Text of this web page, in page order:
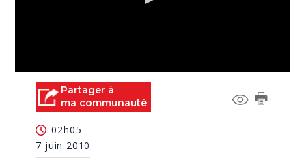
seconds
seconds
Partager à
ma communauté
02h05
7 juin 2010